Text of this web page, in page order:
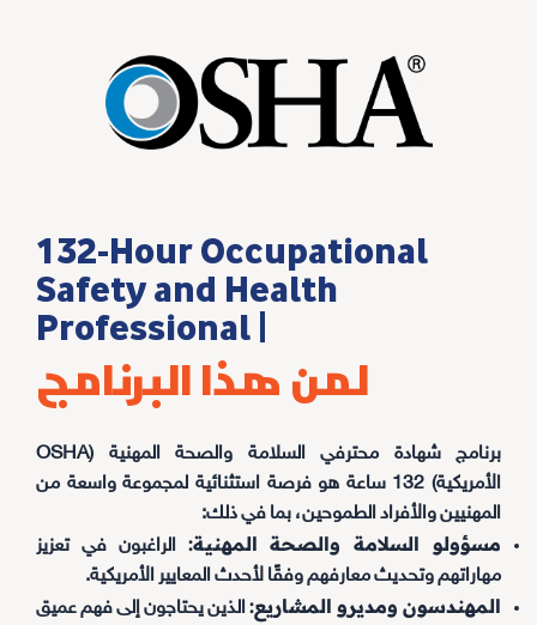
132-Hour Occupational
Safety and Health
Professional |
لمن هذا البرنامج
برنامج شهادة محترفي السلامة والصحة المهنية (OSHA
الأمريكية) 132 ساعة هو فرصة استثنائية لمجموعة واسعة من
المهنيين والأفراد الطموحين، بما في ذلك:
مسؤولو السلامة والصحة المهنية: الراغبون في تعزيز
مهاراتهم وتحديث معارفهم وفقًا لأحدث المعايير الأمريكية.
المهندسون ومديرو المشاريع:الذين يحتاجون إلى فهم عميق